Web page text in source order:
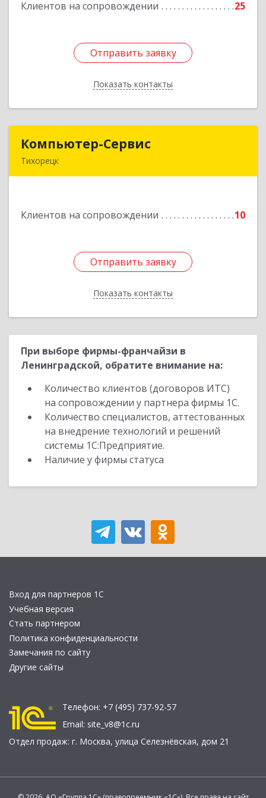
Клиентов на сопровождении 25
Отправить заявку
Показать контакты
Подробнее
Отправить заявку
Назад
Компьютер-Сервис
Тихорецк
Клиентов на сопровождении 10
Отправить заявку
Показать контакты
Компьютер-Сервис
Подробнее
Отправить заявку
Назад
При выборе фирмы-франчайзи в
Ленинградской, обратите внимание на:
Количество клиентов (договоров ИТС)
на сопровождении у партнера фирмы 1С.
Количество специалистов, аттестованных
на внедрение технологий и решений
системы 1С:Предприятие.
Наличие у фирмы статуса
Вход для партнеров 1С
Учебная версия
Стать партнером
Политика конфиденциальности
Замечания по сайту
Другие сайты
Телефон: +7 (495) 737-92-57
Email: site_v8@1c.ru
Отдел продаж: г. Москва, улица Селезнёвская, дом 21